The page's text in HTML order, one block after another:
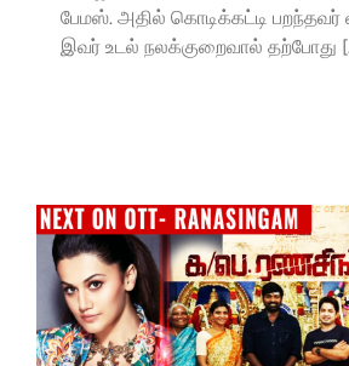
பேமஸ். அதில் கொடிக்கட்டி பறந்தவர்
இவர் உடல் நலக்குறைவால் தற்போது